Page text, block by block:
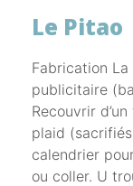
Le Pitao
Fabrication
publicitaire
Recouvrir
plaid
calendrier
ou coller. U